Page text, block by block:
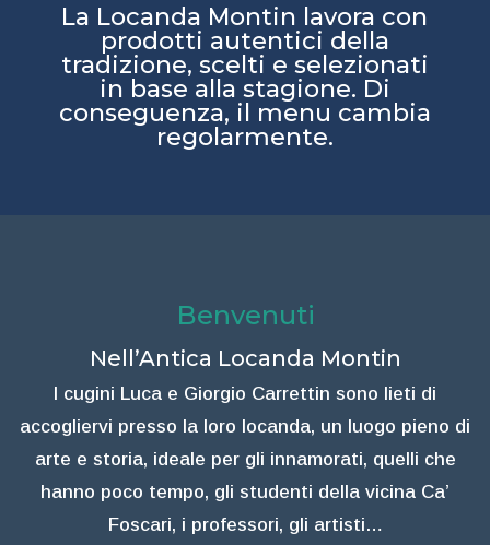
La Locanda Montin lavora con
prodotti autentici della
tradizione, scelti e selezionati
in base alla stagione. Di
conseguenza, il menu cambia
regolarmente.
Benvenuti
Nell’Antica Locanda Montin
I cugini Luca e Giorgio Carrettin sono lieti di
accogliervi presso la loro locanda, un luogo pieno di
arte e storia, ideale per gli innamorati, quelli che
hanno poco tempo, gli studenti della vicina Ca’
Foscari, i professori, gli artisti…